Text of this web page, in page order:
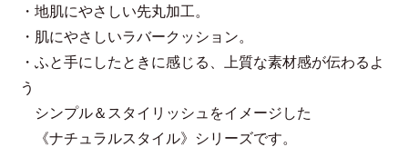
・地肌にやさしい先丸加工。
・肌にやさしいラバークッション。
・ふと手にしたときに感じる、上質な素材感が伝わるよ
う
シンプル＆スタイリッシュをイメージした
《ナチュラルスタイル》シリーズです。